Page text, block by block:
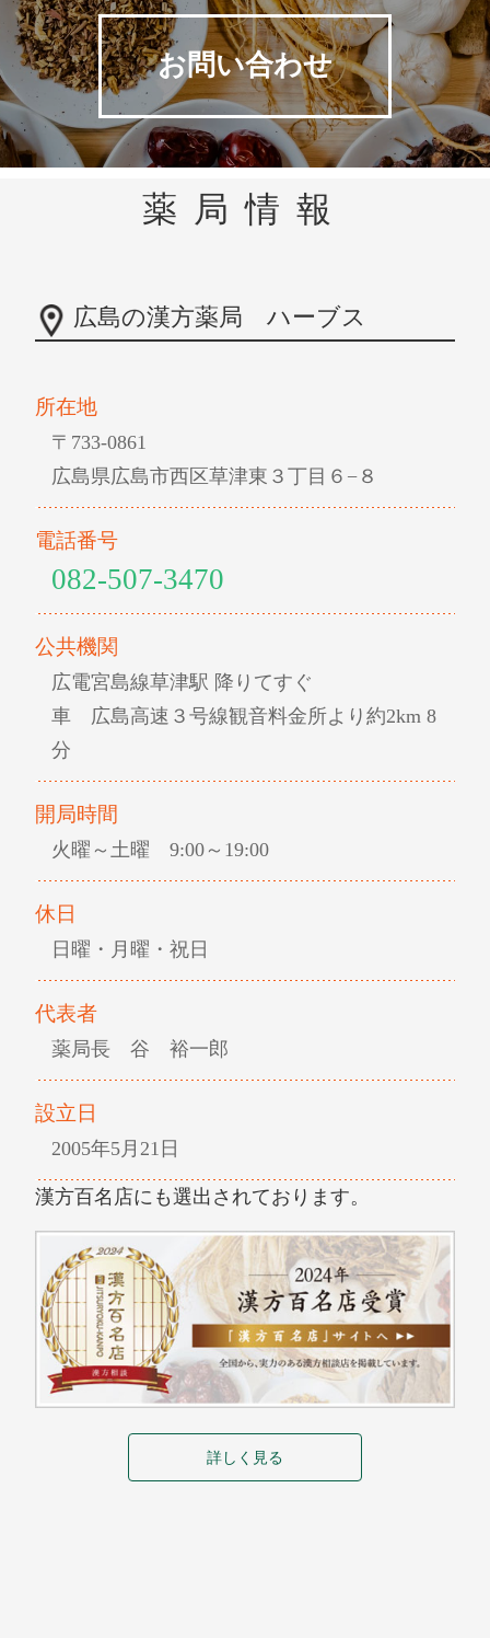
お問い合わせ
薬局情報
広島の漢方薬局 ハーブス
所在地
〒733-0861
広島県広島市西区草津東３丁目６−８
電話番号
082-507-3470
公共機関
広電宮島線草津駅 降りてすぐ
車 広島高速３号線観音料金所より約2km 8
分
開局時間
火曜～土曜 9:00～19:00
休日
日曜・月曜・祝日
代表者
薬局長 谷 裕一郎
設立日
2005年5月21日
漢方百名店にも選出されております。
詳しく見る